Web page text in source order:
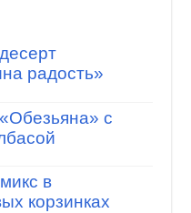
радость»
с
в
корзинках